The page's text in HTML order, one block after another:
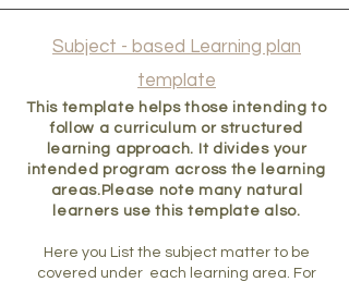
Subject - based Learning plan
template
This template helps those intending to
follow a curriculum or structured
learning approach. It divides your
intended program across the learning
areas.Please note many natural
learners use this template also.
Here you List the subject matter to be
covered under each learning area. For